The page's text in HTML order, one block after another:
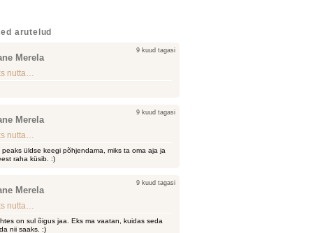
arutelud
Merela
9 kuud tagasi
nutta…
Merela
9 kuud tagasi
nutta…
peaks üldse keegi põhjendama, miks ta oma aja ja
raha küsib. :)
Merela
9 kuud tagasi
nutta…
on sul õigus jaa. Eks ma vaatan, kuidas seda
nii saaks. :)